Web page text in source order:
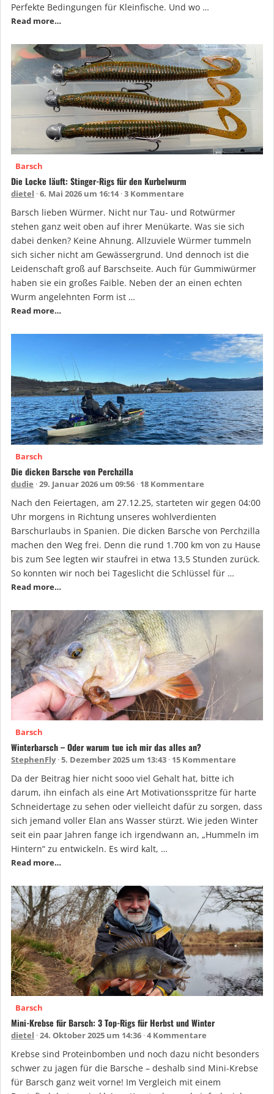
Perfekte Bedingungen für Kleinfische. Und wo …
Read more…
Barsch
Die Locke läuft: Stinger-Rigs für den Kurbelwurm
dietel 6. Mai 2026 um 16:14 3 Kommentare
Barsch lieben Würmer. Nicht nur Tau- und Rotwürmer
stehen ganz weit oben auf ihrer Menükarte. Was sie sich
dabei denken? Keine Ahnung. Allzuviele Würmer tummeln
sich sicher nicht am Gewässergrund. Und dennoch ist die
Leidenschaft groß auf Barschseite. Auch für Gummiwürmer
haben sie ein großes Faible. Neben der an einen echten
Wurm angelehnten Form ist …
Read more…
Barsch
Die dicken Barsche von Perchzilla
dudie 29. Januar 2026 um 09:56 18 Kommentare
Nach den Feiertagen, am 27.12.25, starteten wir gegen 04:00
Uhr morgens in Richtung unseres wohlverdienten
Barschurlaubs in Spanien. Die dicken Barsche von Perchzilla
machen den Weg frei. Denn die rund 1.700 km von zu Hause
bis zum See legten wir staufrei in etwa 13,5 Stunden zurück.
So konnten wir noch bei Tageslicht die Schlüssel für …
Read more…
Barsch
Winterbarsch – Oder warum tue ich mir das alles an?
StephenFly 5. Dezember 2025 um 13:43 15 Kommentare
Da der Beitrag hier nicht sooo viel Gehalt hat, bitte ich
darum, ihn einfach als eine Art Motivationsspritze für harte
Schneidertage zu sehen oder vielleicht dafür zu sorgen, dass
sich jemand voller Elan ans Wasser stürzt. Wie jeden Winter
seit ein paar Jahren fange ich irgendwann an, „Hummeln im
Hintern“ zu entwickeln. Es wird kalt, …
Read more…
Barsch
Mini-Krebse für Barsch: 3 Top-Rigs für Herbst und Winter
dietel 24. Oktober 2025 um 14:36 4 Kommentare
Krebse sind Proteinbomben und noch dazu nicht besonders
schwer zu jagen für die Barsche – deshalb sind Mini-Krebse
für Barsch ganz weit vorne! Im Vergleich mit einem